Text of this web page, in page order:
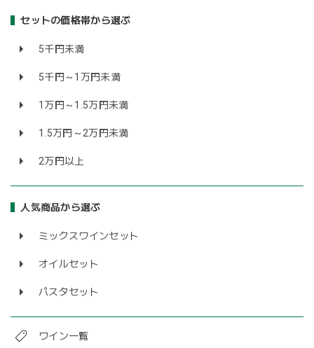
セットの価格帯から選ぶ
5千円未満
5千円～1万円未満
1万円～1.5万円未満
1.5万円～2万円未満
2万円以上
人気商品から選ぶ
ミックスワインセット
オイルセット
パスタセット
ワイン一覧